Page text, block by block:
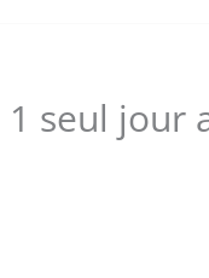
seul jour